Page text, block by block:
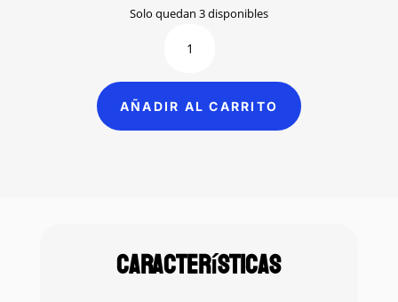
was: is:
Solo quedan 3 disponibles
Seldin
(199)
cantidad
AÑADIR AL CARRITO
Características